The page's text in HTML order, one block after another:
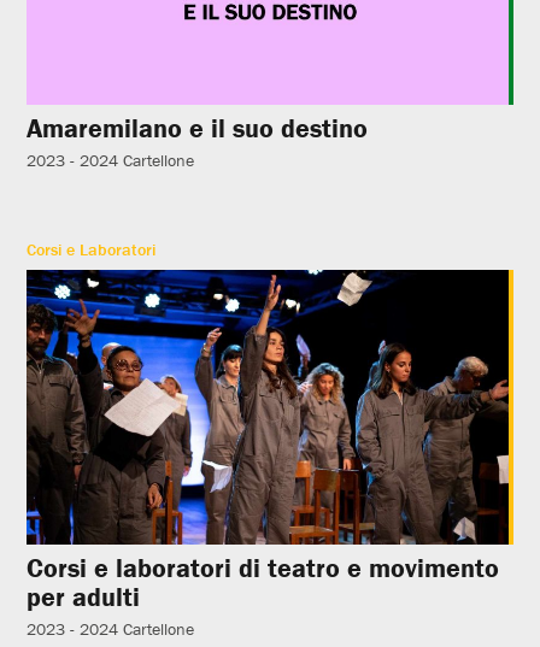
Amaremilano e il suo destino
2023 - 2024 Cartellone
Corsi e Laboratori
Corsi e laboratori di teatro e movimento
per adulti
2023 - 2024 Cartellone